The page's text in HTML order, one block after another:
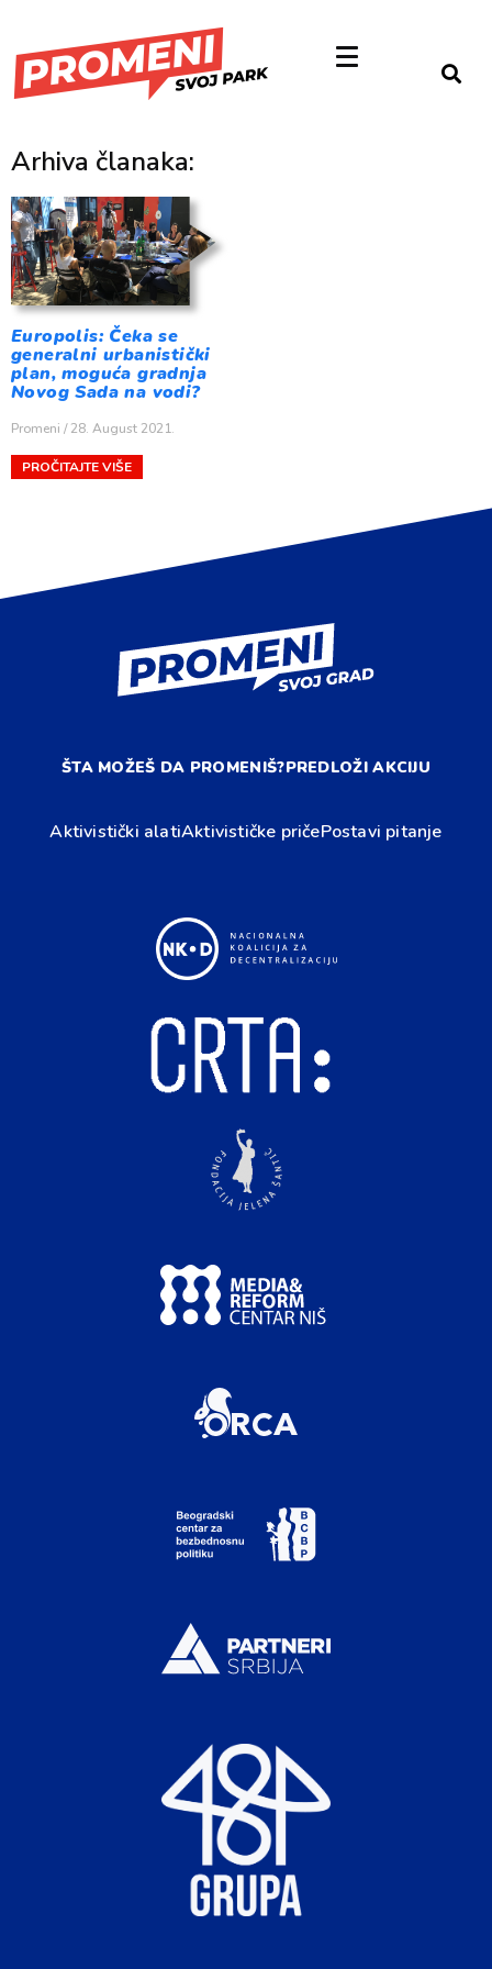
Arhiva članaka:
Europolis: Čeka se
generalni urbanistički
plan, moguća gradnja
Novog Sada na vodi?
Promeni 28. August 2021.
PROČITAJTE VIŠE
ŠTA MOŽEŠ DA PROMENIŠ?PREDLOŽI AKCIJU
Aktivistički alatiAktivističke pričePostavi pitanje